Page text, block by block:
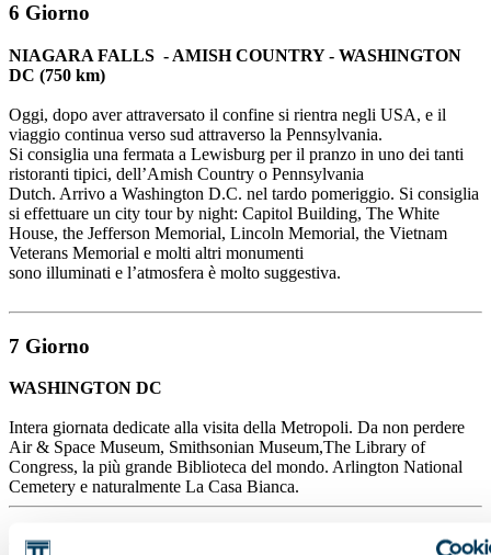
6 Giorno
NIAGARA FALLS - AMISH COUNTRY - WASHINGTON
DC (750 km)
Oggi, dopo aver attraversato il confine si rientra negli USA, e il
viaggio continua verso sud attraverso la Pennsylvania.
Si consiglia una fermata a Lewisburg per il pranzo in uno dei tanti
ristoranti tipici, dell’Amish Country o Pennsylvania
Dutch. Arrivo a Washington D.C. nel tardo pomeriggio. Si consiglia
si effettuare un city tour by night: Capitol Building, The White
House, the Jefferson Memorial, Lincoln Memorial, the Vietnam
Veterans Memorial e molti altri monumenti
sono illuminati e l’atmosfera è molto suggestiva.
7 Giorno
WASHINGTON DC
Intera giornata dedicate alla visita della Metropoli. Da non perdere
Air & Space Museum, Smithsonian Museum,The Library of
Congress, la più grande Biblioteca del mondo. Arlington National
Cemetery e naturalmente La Casa Bianca.
8 Giorno